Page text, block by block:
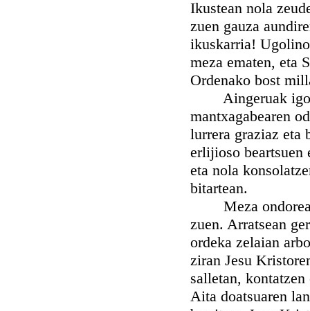
Ikustean nola
zuen gauza
ikuskarria!
meza ematen, eta
Ordenako bost
Aingeruak
mantxagabearen
lurrera graziaz eta
erlijioso beartsuen
eta nola
bitartean.
Meza ondorean
zuen. Arratsean
ordeka zelaian
ziran Jesu
salletan,
Aita doatsuaren